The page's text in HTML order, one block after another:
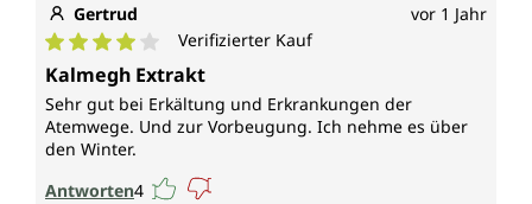
Gertrud vor 1 Jahr
Durchschnittliche Bewertung von 4 von 5 Sternen
Verifizierter Kauf
Kalmegh Extrakt
Sehr gut bei Erkältung und Erkrankungen der
Atemwege. Und zur Vorbeugung. Ich nehme es über
den Winter.
Antworten4